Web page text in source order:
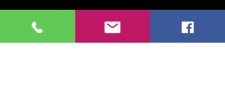
Kadıköy, Erenköy, Kazım Karabekirpaşa Sok.
No:8, 34738 Kadıköy/İstanbul, Türkiye